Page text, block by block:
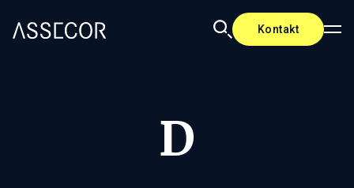
Kontakt
D